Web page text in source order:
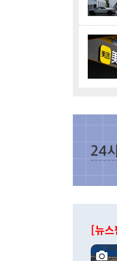
[뉴스